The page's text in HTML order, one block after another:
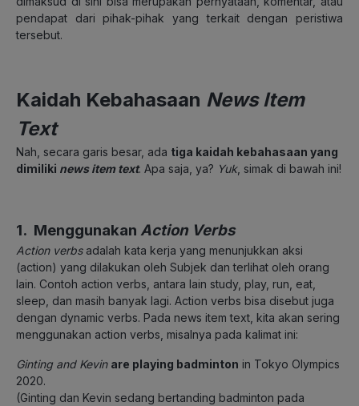
pendapat dari pihak-pihak yang terkait dengan peristiwa
tersebut.
Kaidah Kebahasaan News Item
Text
Nah, secara garis besar, ada tiga kaidah kebahasaan yang
dimiliki news item text. Apa saja, ya? Yuk, simak di bawah ini!
1. Menggunakan Action Verbs
Action verbsadalah kata kerja yang menunjukkan aksi
(action) yang dilakukan oleh Subjek dan terlihat oleh orang
lain. Contoh action verbs, antara lain study, play, run, eat,
sleep, dan masih banyak lagi. Action verbs bisa disebut juga
dengan dynamic verbs. Pada news item text, kita akan sering
menggunakan action verbs, misalnya pada kalimat ini:
Ginting and Kevin are playing badminton in Tokyo Olympics
2020.
(Ginting dan Kevin sedang bertanding badminton pada